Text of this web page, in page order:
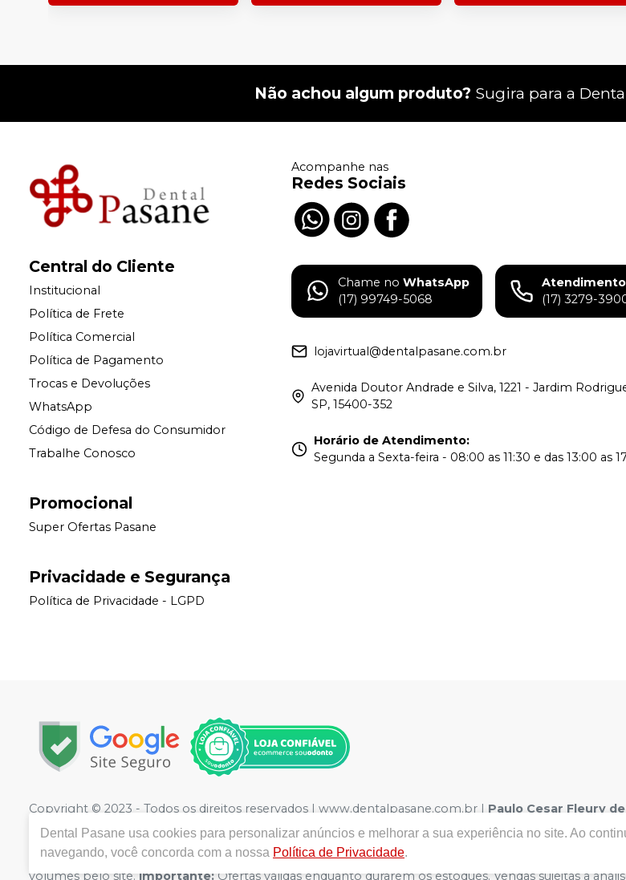
Não achou algum produto? Sugira para a
Central do Cliente
Institucional
Política de Frete
Política Comercial
Política de Pagamento
Trocas e Devoluções
WhatsApp
Código de Defesa do Consumidor
Trabalhe Conosco
Promocional
Super Ofertas Pasane
Privacidade e Segurança
Política de Privacidade - LGPD
Acompanhe nas
Redes Sociais
Chame no WhatsApp
(17) 99749-5068
Atendimento
(17) 3279-
lojavirtual@dentalpasane.com.br
Avenida Doutor Andrade e Silva, 1221 - Jardim
SP, 15400-352
Horário de Atendimento:
Segunda a Sexta-feira - 08:00 as 11:30 e das 13:00 as
Copyright © 2023 - Todos os direitos reservados | www.dentalpasane.com.br | Paulo Cesar Fleury
1221
- Jardim Rodrigues, Olímpia - SP - CEP 15400-352 | Autorizações de Funcionamento ANVISA -
Sciasci CRF/SP 41333 | Política de Privacidade e Segurança - Fotos meramente ilustrativas - Os
divergência de preços no site, o valor válido é o do Carrinho de Compra. Não vendemos por
volumes pelo site.Importante:Ofertas válidas enquanto durarem os estoques. Vendas sujeitas a
Dental Pasane usa cookies para personalizar anúncios e melhorar a sua experiência no site. Ao
navegando, você concorda com a nossa Política de Privacidade.